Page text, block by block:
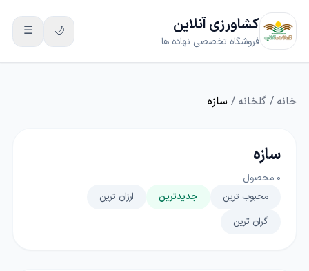
کشاورزی آنلاین
فروشگاه تخصصی نهاده ها
🌙
☰
خانه / گلخانه / سازه
سازه
0 محصول
محبوب ترین
جدیدترین
ارزان ترین
گران ترین